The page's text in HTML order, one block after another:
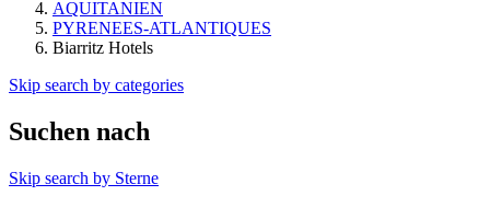
AQUITANIEN
PYRENEES-ATLANTIQUES
Biarritz Hotels
Skip search by categories
Suchen nach
Skip search by Sterne